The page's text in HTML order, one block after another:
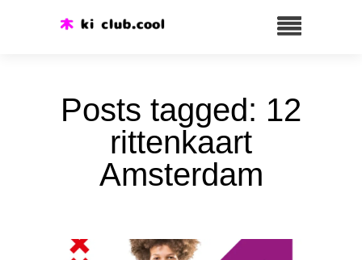
Posts tagged: 12
rittenkaart
Amsterdam